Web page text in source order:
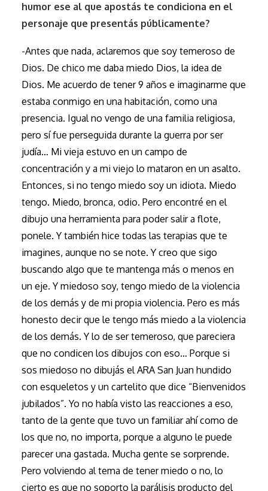
humor ese al que apostás te condiciona en el
personaje que presentás públicamente?
-Antes que nada, aclaremos que soy temeroso de
Dios. De chico me daba miedo Dios, la idea de
Dios. Me acuerdo de tener 9 años e imaginarme que
estaba conmigo en una habitación, como una
presencia. Igual no vengo de una familia religiosa,
pero sí fue perseguida durante la guerra por ser
judía… Mi vieja estuvo en un campo de
concentración y a mi viejo lo mataron en un asalto.
Entonces, si no tengo miedo soy un idiota. Miedo
tengo. Miedo, bronca, odio. Pero encontré en el
dibujo una herramienta para poder salir a flote,
ponele. Y también hice todas las terapias que te
imagines, aunque no se note. Y creo que sigo
buscando algo que te mantenga más o menos en
un eje. Y miedoso soy, tengo miedo de la violencia
de los demás y de mi propia violencia. Pero es más
honesto decir que le tengo más miedo a la violencia
de los demás. Y lo de ser temeroso, que pareciera
que no condicen los dibujos con eso… Porque si
sos miedoso no dibujás el ARA San Juan hundido
con esqueletos y un cartelito que dice “Bienvenidos
jubilados”. Yo no había visto las reacciones a eso,
tanto de la gente que tuvo un familiar ahí como de
los que no, no importa, porque a alguno le puede
parecer una gastada. Mucha gente se sorprende.
Pero volviendo al tema de tener miedo o no, lo
cierto es que no soporto la parálisis producto del